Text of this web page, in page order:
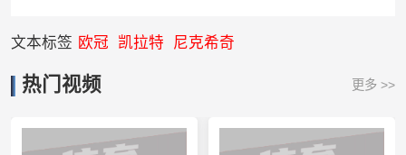
文本标签 欧冠 凯拉特 尼克希奇
热门视频 更多 >>